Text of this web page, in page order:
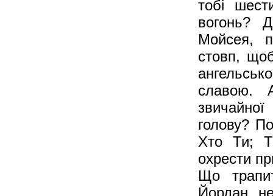
тобі
вогонь?
Мойсея,
стовп,
славою.
голову?
Хто Ти;
охрести
Що
Йордан